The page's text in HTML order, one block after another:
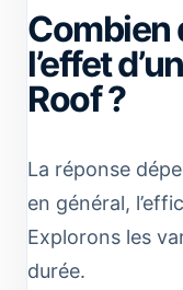
Combien
l’effet
Roof ?
La réponse
en général,
Explorons les
durée.